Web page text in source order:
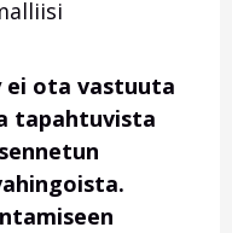
ei ota vastuuta
tapahtuvista